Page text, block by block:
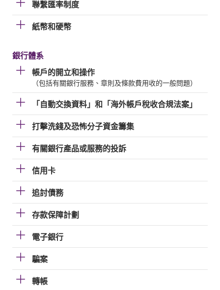
聯繫匯率制度
紙幣和硬幣
銀行體系
帳戶的開立和操作
（包括有關銀行服務、章則及條款費用收的一般問題）
「自動交換資料」和「海外帳戶稅收合規法案」
打擊洗錢及恐怖分子資金籌集
有關銀行產品或服務的投訴
信用卡
追討債務
存款保障計劃
電子銀行
騙案
轉帳